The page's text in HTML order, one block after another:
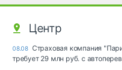
Центр
08.08 Страховая компания
требует 29 млн руб. с